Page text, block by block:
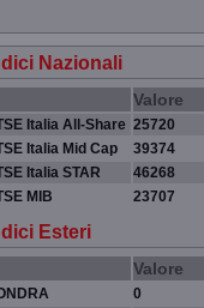
Nazionali
Valore
Italia All-Share 25720
Italia Mid Cap
39374
Italia STAR
46268
MIB
23707
Esteri
Valore
0